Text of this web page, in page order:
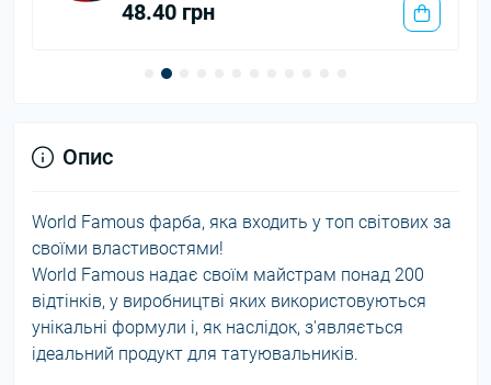
48.40 грн
Опис
World Famous фарба, яка входить у топ світових за
своїми властивостями!
World Famous надає своїм майстрам понад 200
відтінків, у виробництві яких використовуються
унікальні формули і, як наслідок, з'являється
ідеальний продукт для татуювальників.